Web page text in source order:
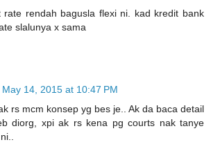
rate rendah bagusla flexi ni. kad kredit bank
slalunya x sama
May 14, 2015 at 10:47 PM
rs mcm konsep yg bes je.. Ak da baca detail
diorg, xpi ak rs kena pg courts nak tanye